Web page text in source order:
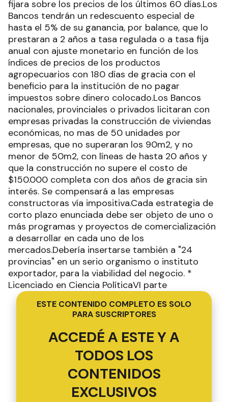
fijara sobre los precios de los últimos 60 días.Los
Bancos tendrán un redescuento especial de
hasta el 5% de su ganancia, por balance, que lo
prestaran a 2 años a tasa regulada o a tasa fija
anual con ajuste monetario en función de los
índices de precios de los productos
agropecuarios con 180 días de gracia con el
beneficio para la institución de no pagar
impuestos sobre dinero colocado.Los Bancos
nacionales, provinciales o privados licitaran con
empresas privadas la construcción de viviendas
económicas, no mas de 50 unidades por
empresas, que no superaran los 90m2, y no
menor de 50m2, con líneas de hasta 20 años y
que la construcción no supere el costo de
$150.000 completa con dos años de gracia sin
interés. Se compensará a las empresas
constructoras vía impositiva.Cada estrategia de
corto plazo enunciada debe ser objeto de uno o
más programas y proyectos de comercialización
a desarrollar en cada uno de los
mercados.Debería insertarse también a "24
provincias" en un serio organismo o instituto
exportador, para la viabilidad del negocio. *
Licenciado en Ciencia PolíticaVI parte
ESTE CONTENIDO COMPLETO ES SOLO
PARA SUSCRIPTORES
ACCEDÉ A ESTE Y A
TODOS LOS
CONTENIDOS
EXCLUSIVOS